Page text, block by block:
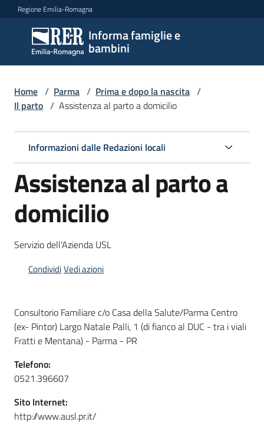
Vai al contenuto
Vai alla navigazione
Vai al footer
Regione Emilia-Romagna
Informa famiglie e
bambini
Informa
famiglie
e
bambini
Argomenti
Servizi
Centri
le
locali
Newsletter
Home / Parma / Prima e dopo la nascita /
Il parto / Assistenza al parto a domicilio
Informazioni dalle Redazioni locali
Assistenza al parto a
domicilio
Servizio dell'Azienda USL
CondividiVedi azioni
Consultorio Familiare c/o Casa della Salute/Parma Centro
(ex- Pintor) Largo Natale Palli, 1 (di fianco al DUC - tra i viali
Fratti e Mentana) - Parma - PR
Telefono:
0521.396607
Sito Internet:
http://www.ausl.pr.it/